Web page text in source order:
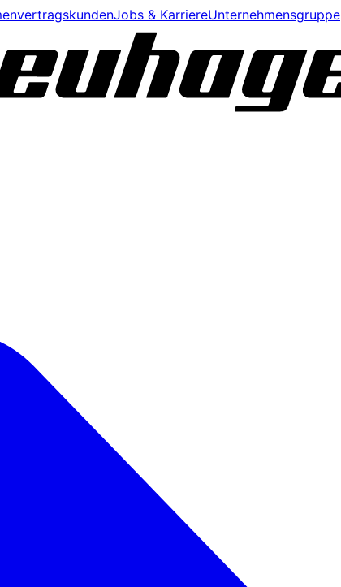
Jobs & KarriereUnternehmensgruppe